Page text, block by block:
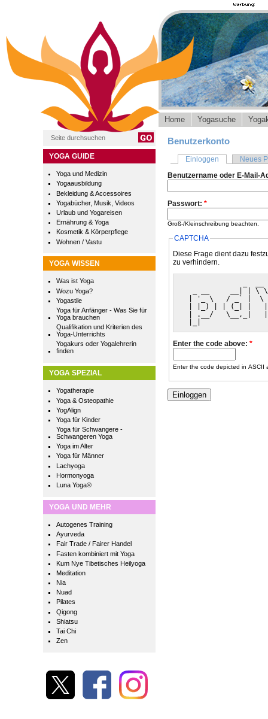
YOGA GUIDE
Yoga und Medizin
Yogaausbildung
Bekleidung & Accessoires
Yogabücher, Musik, Videos
Urlaub und Yogareisen
Ernährung & Yoga
Kosmetik & Körperpflege
Wohnen / Vastu
YOGA WISSEN
Was ist Yoga
Wozu Yoga?
Yogastile
Yoga für Anfänger - Was Sie für
Yoga brauchen
Qualifikation und Kriterien des
Yoga-Unterrichts
Yogakurs oder Yogalehrerin
finden
YOGA SPEZIAL
Yogatherapie
Yoga & Osteopathie
YogAlign
Yoga für Kinder
Yoga für Schwangere -
Schwangeren Yoga
Yoga im Alter
Yoga für Männer
Lachyoga
Hormonyoga
Luna Yoga®
YOGA UND MEHR
Autogenes Training
Ayurveda
Fair Trade / Fairer Handel
Fasten kombiniert mit Yoga
Kum Nye Tibetisches Heilyoga
Meditation
Nia
Nuad
Pilates
Qigong
Shiatsu
Tai Chi
Zen
Home Yogasuche
Benutzerkonto
Einloggen
Neues
Benutzername oder E-Mail-
Passwort: *
Groß-/Kleinschreibung beachten.
CAPTCHA
Diese Frage dient dazu
zu verhindern.
_ __     __| | \
| '_ \   / _` |  \
| |_) | | (_| |
| .__/   \__,_|
Enter the code above: *
Enter the code depicted in ASCII